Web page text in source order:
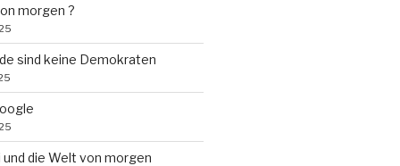
morgen ?
sind keine Demokraten
und die Welt von morgen